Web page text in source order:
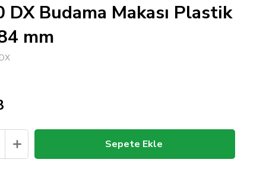
DX Budama Makası Plastik
mm